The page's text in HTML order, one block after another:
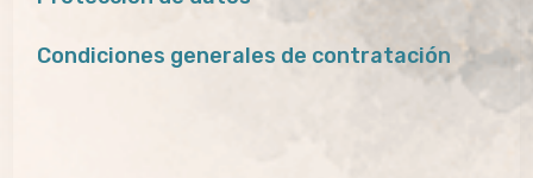
Condiciones generales de contratación